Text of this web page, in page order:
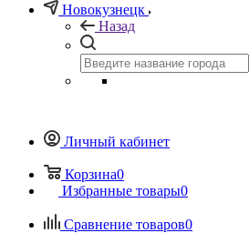
Новокузнецк
Назад
Личный кабинет
Корзина0
Избранные товары0
Сравнение товаров0